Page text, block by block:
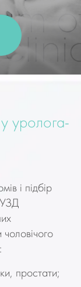
уролога-
і підбір
УЗД
простати;